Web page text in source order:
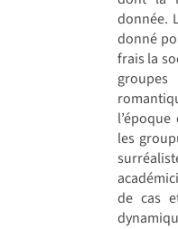
donnée.
donné
frais la
les
de cas